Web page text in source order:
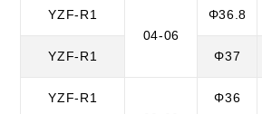
YZF-R1
04-06
Φ36.8
YZF-R1 Φ37
YZF-R1
Φ36